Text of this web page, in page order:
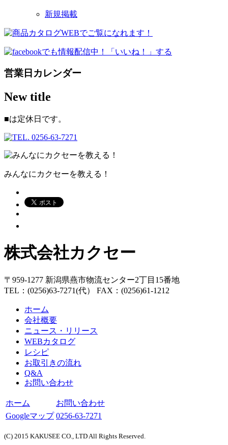
新規掲載
営業日カレンダー
New title
■は定休日です。
みんなにカクセーを教える！
株式会社カクセー
〒959-1277 新潟県燕市物流センター2丁目15番地
TEL：(0256)63-7271(代） FAX：(0256)61-1212
ホーム
会社概要
ニュース・リリース
WEBカタログ
レシピ
お取引きの流れ
Q&A
お問い合わせ
ホーム
お問い合わせ
Googleマップ 0256-63-7271
(C) 2015 KAKUSEE CO., LTD All Rights Reserved.